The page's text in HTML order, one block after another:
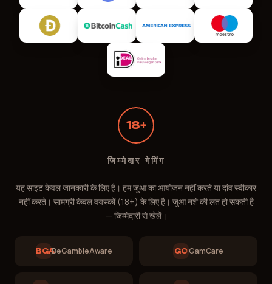
18+
जिम्मेदार गेमिंग
यह साइट केवल जानकारी के लिए है। हम जुआ का आयोजन नहीं करते या दांव स्वीकार
नहीं करते। सामग्री केवल वयस्कों (18+) के लिए है। जुआ नशे की लत हो सकती है
— जिम्मेदारी से खेलें।
BGABeGambleAware GCGamCare
Le Bandit सहायता
ऑनलाइन — ~1 मिनट में जवाब